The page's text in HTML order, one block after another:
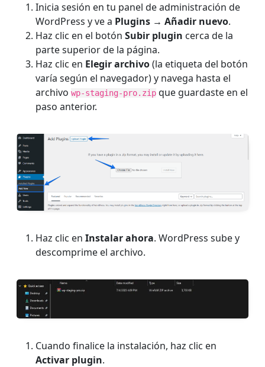
Inicia sesión en tu panel de administración de
WordPress y ve a Plugins → Añadir nuevo.
Haz clic en el botón Subir plugin cerca de la
parte superior de la página.
Haz clic en Elegir archivo(la etiqueta del botón
varía según el navegador) y navega hasta el
archivo wp-staging-pro.zip que guardaste en el
paso anterior.
Haz clic en Instalar ahora. WordPress sube y
descomprime el archivo.
Cuando finalice la instalación, haz clic en
Activar plugin.